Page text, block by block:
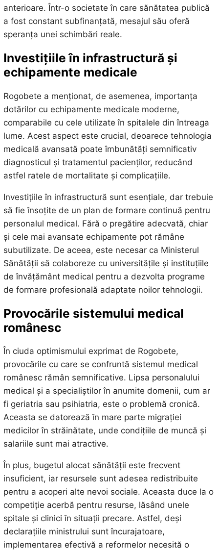
anterioare. Într-o societate în care sănătatea publică
a fost constant subfinanțată, mesajul său oferă
speranța unei schimbări reale.
Investițiile în infrastructură și
echipamente medicale
Rogobete a menționat, de asemenea, importanța
dotărilor cu echipamente medicale moderne,
comparabile cu cele utilizate în spitalele din întreaga
lume. Acest aspect este crucial, deoarece tehnologia
medicală avansată poate îmbunătăți semnificativ
diagnosticul și tratamentul pacienților, reducând
astfel ratele de mortalitate și complicațiile.
Investițiile în infrastructură sunt esențiale, dar trebuie
să fie însoțite de un plan de formare continuă pentru
personalul medical. Fără o pregătire adecvată, chiar
și cele mai avansate echipamente pot rămâne
subutilizate. De aceea, este necesar ca Ministerul
Sănătății să colaboreze cu universitățile și instituțiile
de învățământ medical pentru a dezvolta programe
de formare profesională adaptate noilor tehnologii.
Provocările sistemului medical
românesc
În ciuda optimismului exprimat de Rogobete,
provocările cu care se confruntă sistemul medical
românesc rămân semnificative. Lipsa personalului
medical și a specialiștilor în anumite domenii, cum ar
fi geriatria sau psihiatria, este o problemă cronică.
Aceasta se datorează în mare parte migrației
medicilor în străinătate, unde condițiile de muncă și
salariile sunt mai atractive.
În plus, bugetul alocat sănătății este frecvent
insuficient, iar resursele sunt adesea redistribuite
pentru a acoperi alte nevoi sociale. Aceasta duce la o
competiție acerbă pentru resurse, lăsând unele
spitale și clinici în situații precare. Astfel, deși
declarațiile ministrului sunt încurajatoare,
implementarea efectivă a reformelor necesită o